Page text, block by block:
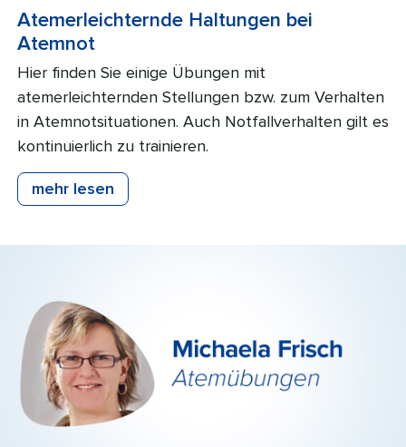
Atemerleichternde Haltungen bei
Atemnot
Hier finden Sie einige Übungen mit
atemerleichternden Stellungen bzw. zum Verhalten
in Atemnotsituationen. Auch Notfallverhalten gilt es
kontinuierlich zu trainieren.
mehr lesen